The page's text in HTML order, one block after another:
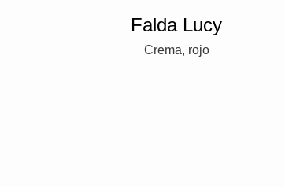
Falda Lucy
Crema, rojo